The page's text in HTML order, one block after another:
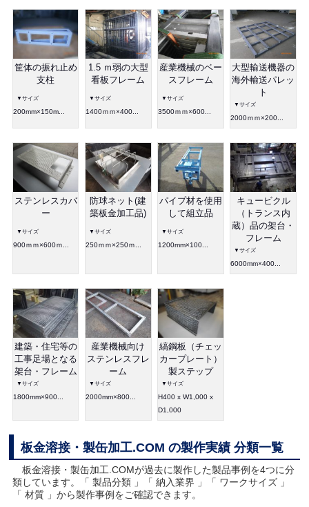
筐体の振れ止め
支柱
▼サイズ
200mm×150m...
1.5 ｍ弱の大型
看板フレーム
▼サイズ
1400ｍｍ×400...
産業機械のベー
スフレーム
▼サイズ
3500ｍｍ×600...
大型輸送機器の
海外輸送パレッ
ト
▼サイズ
2000ｍｍ×200...
ステンレスカバ
ー
▼サイズ
900ｍｍ×600ｍ...
防球ネット(建
築板金加工品)
▼サイズ
250ｍｍ×250ｍ...
パイプ材を使用
して組立品
▼サイズ
1200mm×100...
キュービクル
（トランス内
蔵）品の架台・
フレーム
▼サイズ
6000mm×400...
建築・住宅等の
工事足場となる
架台・フレーム
▼サイズ
1800mm×900...
産業機械向け
ステンレスフレ
ーム
▼サイズ
2000mm×800...
縞鋼板（チェッ
カープレート）
製ステップ
▼サイズ
H400 x W1,000 x
D1,000
板金溶接・製缶加工.COM の製作実績 分類一覧
板金溶接・製缶加工.COMが過去に製作した製品事例を4つに分
類しています。「 製品分類 」「 納入業界 」「 ワークサイズ 」
「 材質 」から製作事例をご確認できます。